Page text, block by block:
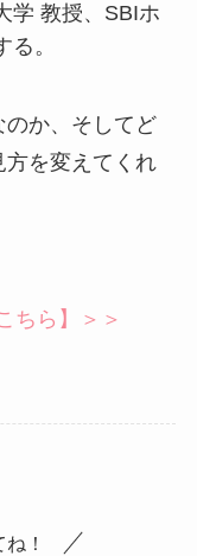
学 教授、SBIホ
。
のか、そしてど
を変えてくれ
ちら】＞＞
！